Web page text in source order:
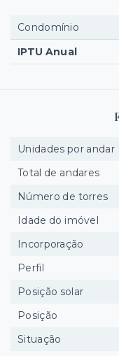
Condomínio
IPTU Anual
Unidades por andar
Total de andares
Número de torres
Idade do imóvel
Incorporação
Perfil
Posição solar
Posição
Situação